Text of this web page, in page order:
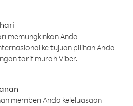
memungkinkan Anda
ke tujuan pilihan Anda
tarif murah Viber.
memberi Anda keleluasaan